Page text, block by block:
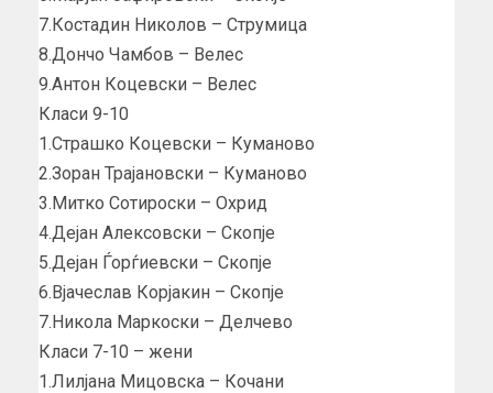
7.Костадин Николов – Струмица
8.Дончо Чамбов – Велес
9.Антон Коцевски – Велес
Класи 9-10
1.Страшко Коцевски – Куманово
2.Зоран Трајановски – Куманово
3.Митко Сотироски – Охрид
4.Дејан Алексовски – Скопје
5.Дејан Ѓорѓиевски – Скопје
6.Вјачеслав Корјакин – Скопје
7.Никола Маркоски – Делчево
Класи 7-10 – жени
1.Лилјана Мицовска – Кочани